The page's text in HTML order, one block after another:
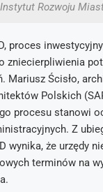
Rozwoju
proces
zniecierpliwienia
Mariusz Ścisło,
Polskich
procesu stanowi
Z
wynika, że urzędy
terminów na